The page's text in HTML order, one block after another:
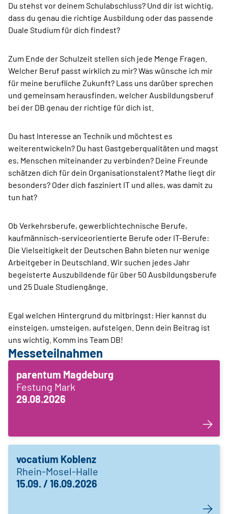
Du stehst vor deinem Schulabschluss? Und dir ist wichtig,
dass du genau die richtige Ausbildung oder das passende
Duale Studium für dich findest?
Zum Ende der Schulzeit stellen sich jede Menge Fragen.
Welcher Beruf passt wirklich zu mir? Was wünsche ich mir
für meine berufliche Zukunft? Lass uns darüber sprechen
und gemeinsam herausfinden, welcher Ausbildungsberuf
bei der DB genau der richtige für dich ist.
Du hast Interesse an Technik und möchtest es
weiterentwickeln? Du hast Gastgeberqualitäten und magst
es, Menschen miteinander zu verbinden? Deine Freunde
schätzen dich für dein Organisationstalent? Mathe liegt dir
besonders? Oder dich fasziniert IT und alles, was damit zu
tun hat?
Ob Verkehrsberufe, gewerblichtechnische Berufe,
kaufmännisch-serviceorientierte Berufe oder IT-Berufe:
Die Vielseitigkeit der Deutschen Bahn bieten nur wenige
Arbeitgeber in Deutschland. Wir suchen jedes Jahr
begeisterte Auszubildende für über 50 Ausbildungsberufe
und 25 Duale Studiengänge.
Egal welchen Hintergrund du mitbringst: Hier kannst du
einsteigen, umsteigen, aufsteigen. Denn dein Beitrag ist
uns wichtig. Komm ins Team DB!
Messeteilnahmen
parentum Magdeburg
Festung Mark
29.08.2026
vocatium Koblenz
Rhein-Mosel-Halle
15.09. / 16.09.2026